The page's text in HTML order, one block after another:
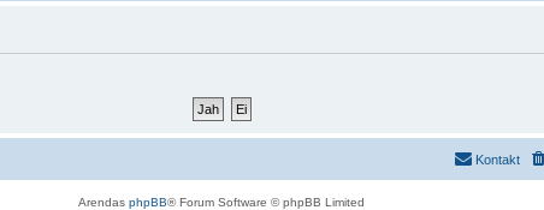
Kontakt
Arendas phpBB® Forum Software © phpBB Limited